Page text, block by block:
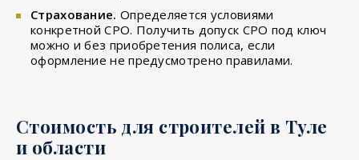
Страхование. Определяется условиями
конкретной СРО. Получить допуск СРО под ключ
можно и без приобретения полиса, если
оформление не предусмотрено правилами.
Стоимость для строителей в Туле
и области